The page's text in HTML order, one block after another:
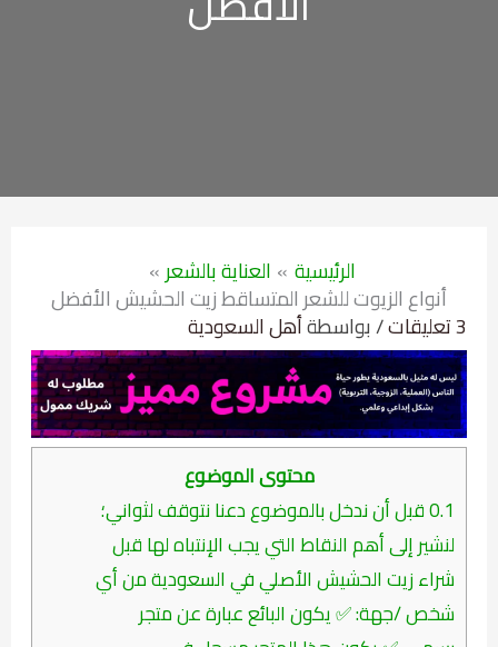
الرئيسية العناية بالشعر
أنواع الزيوت للشعر المتساقط زيت الحشيش الأفضل
3 تعليقات / بواسطة أهل السعودية
محتوى الموضوع
0.1قبل أن ندخل بالموضوع دعنا نتوقف لثواني؛
لنشير إلى أهم النقاط التي يجب الإنتباه لها قبل
شراء زيت الحشيش الأصلي في السعودية من أي
شخص /جهة: ✅ يكون البائع عبارة عن متجر